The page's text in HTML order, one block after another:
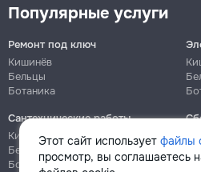
Этот сайт использует файлы
просмотр, вы соглашаетесь
Популярные услуги
Ремонт под ключ
Кишинёв
Бельцы
Ботаника
Сантехнические работы
Кишинёв
Бельцы
Ботаника